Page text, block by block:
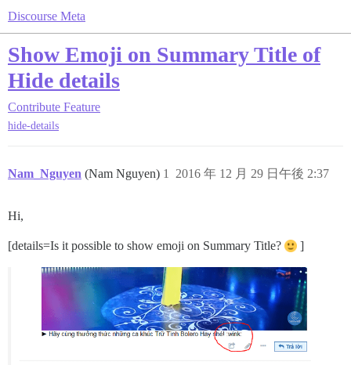
Discourse Meta
Show Emoji on Summary Title of
Hide details
Contribute Feature
hide-details
Nam_Nguyen (Nam Nguyen) 2016 年 12 月 29 日午後 2:37
1
Hi,
[details=Is it possible to show emoji on Summary Title? ]